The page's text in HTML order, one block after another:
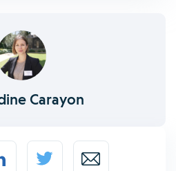
Carayon